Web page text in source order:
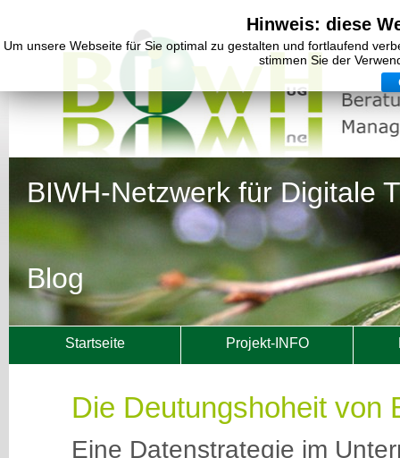
Hinweis: diese
Um unsere Webseite für Sie optimal zu gestalten und fortlaufend
stimmen Sie der
BIWH-Netzwerk für Digitale
Blog
Startseite Projekt-INFO
Die Deutungshoheit von
Eine Datenstrategie im